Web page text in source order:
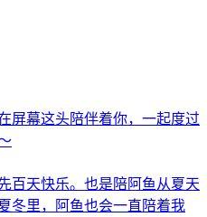
屏幕这头陪伴着你，一起度过
百天快乐。也是陪阿鱼从夏天
冬里，阿鱼也会一直陪着我